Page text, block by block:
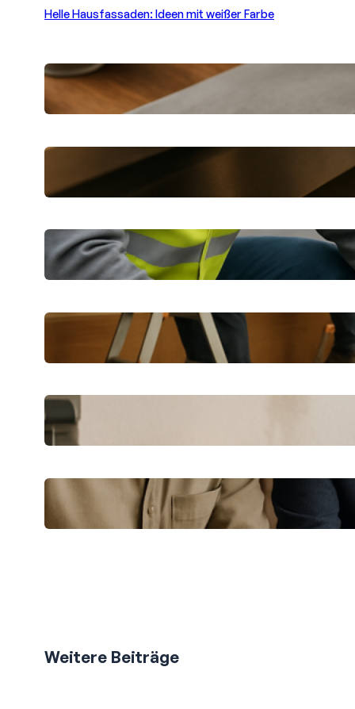
Helle Hausfassaden: Ideen mit weißer Farbe
Betonoptik selbst gestalten: Moderne
Beschichtungsprodukte
Verstopfte Abflüsse in Berlin schnell
Dichtheitsprüfung in Wetzlar:
Praktische Tipps für Eigentümer
CKS Bau erklärt: Praktische Tipps für
Sanierung und Ausbau
Professionelle Renovierung in der
Großstadt: So gelingt es
Weitere Beiträge